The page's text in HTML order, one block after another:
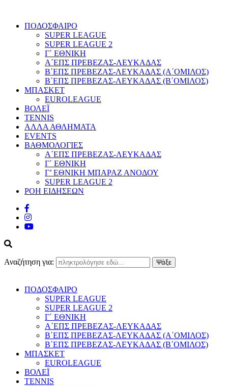
ΠΟΔΟΣΦΑΙΡΟ
SUPER LEAGUE
SUPER LEAGUE 2
Γ΄ ΕΘΝΙΚΗ
Α΄ΕΠΣ ΠΡΕΒΕΖΑΣ-ΛΕΥΚΑΔΑΣ
Β΄ΕΠΣ ΠΡΕΒΕΖΑΣ-ΛΕΥΚΑΔΑΣ (Α΄ΟΜΙΛΟΣ)
Β΄ΕΠΣ ΠΡΕΒΕΖΑΣ-ΛΕΥΚΑΔΑΣ (Β΄ΟΜΙΛΟΣ)
ΜΠΑΣΚΕΤ
EUROLEAGUE
ΒΟΛΕΪ
TENNIS
ΑΛΛΑ ΑΘΛΗΜΑΤΑ
EVENTS
ΒΑΘΜΟΛΟΓΙΕΣ
Α΄ΕΠΣ ΠΡΕΒΕΖΑΣ-ΛΕΥΚΑΔΑΣ
Γ΄ ΕΘΝΙΚΗ
Γ’ ΕΘΝΙΚΗ ΜΠΑΡΑΖ ΑΝΟΔΟΥ
SUPER LEAGUE 2
ΡΟΗ ΕΙΔΗΣΕΩΝ
Αναζήτηση για:
ΠΟΔΟΣΦΑΙΡΟ
SUPER LEAGUE
SUPER LEAGUE 2
Γ΄ ΕΘΝΙΚΗ
Α΄ΕΠΣ ΠΡΕΒΕΖΑΣ-ΛΕΥΚΑΔΑΣ
Β΄ΕΠΣ ΠΡΕΒΕΖΑΣ-ΛΕΥΚΑΔΑΣ (Α΄ΟΜΙΛΟΣ)
Β΄ΕΠΣ ΠΡΕΒΕΖΑΣ-ΛΕΥΚΑΔΑΣ (Β΄ΟΜΙΛΟΣ)
ΜΠΑΣΚΕΤ
EUROLEAGUE
ΒΟΛΕΪ
TENNIS